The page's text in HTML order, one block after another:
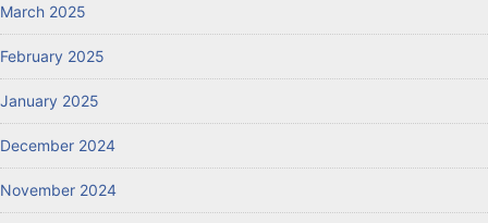
March 2025
February 2025
January 2025
December 2024
November 2024